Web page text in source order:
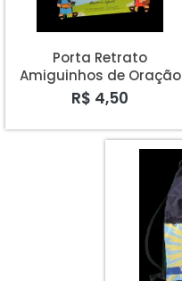
Porta Retrato
Amiguinhos de Oração
Evangelismo Kids
R$ 4,50